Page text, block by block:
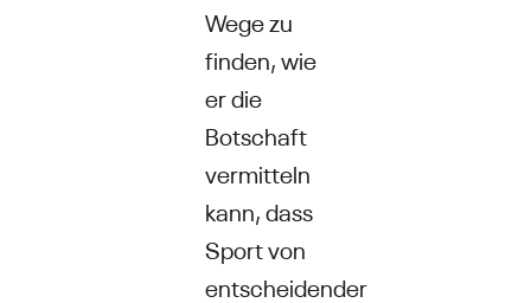
Wege zu
finden, wie
er die
Botschaft
vermitteln
kann, dass
Sport von
entscheidender